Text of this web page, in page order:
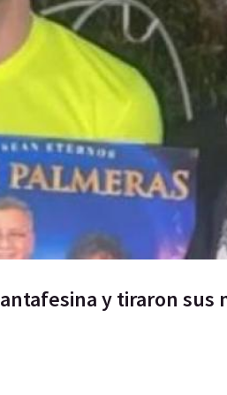
y tiraron sus